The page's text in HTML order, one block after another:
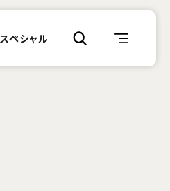
スペシャル